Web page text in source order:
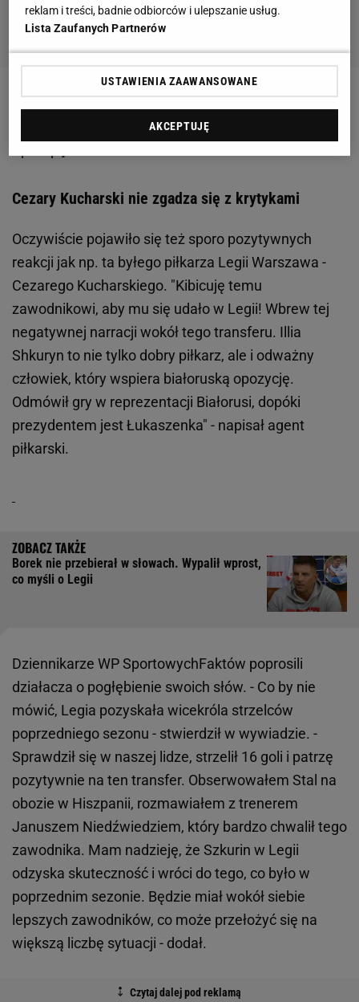
wytrzymał. "Komu to przeszkadza?!" [To jest
Cezary Kucharski nie zgadza się z krytykami
Oczywiście pojawiło się też sporo pozytywnych
reakcji jak np. ta byłego piłkarza Legii Warszawa -
Cezarego Kucharskiego. "Kibicuję temu
zawodnikowi, aby mu się udało w Legii! Wbrew tej
negatywnej narracji wokół tego transferu. Illia
Shkuryn to nie tylko dobry piłkarz, ale i odważny
człowiek, który wspiera białoruską opozycję.
Odmówił gry w reprezentacji Białorusi, dopóki
prezydentem jest Łukaszenka" - napisał agent
piłkarski.
Borek nie przebierał w słowach. Wypalił wprost,
co myśli o Legii
Dziennikarze WP SportowychFaktów poprosili
działacza o pogłębienie swoich słów. - Co by nie
mówić, Legia pozyskała wicekróla strzelców
poprzedniego sezonu - stwierdził w wywiadzie. -
Sprawdził się w naszej lidze, strzelił 16 goli i patrzę
pozytywnie na ten transfer. Obserwowałem Stal na
obozie w Hiszpanii, rozmawiałem z trenerem
Januszem Niedźwiedziem, który bardzo chwalił tego
zawodnika. Mam nadzieję, że Szkurin w Legii
odzyska skuteczność i wróci do tego, co było w
poprzednim sezonie. Będzie miał wokół siebie
lepszych zawodników, co może przełożyć się na
większą liczbę sytuacji - dodał.
reklam i treści, badnie odbiorców i ulepszanie usług.
Lista Zaufanych Partnerów
USTAWIENIA ZAAWANSOWANE
AKCEPTUJĘ